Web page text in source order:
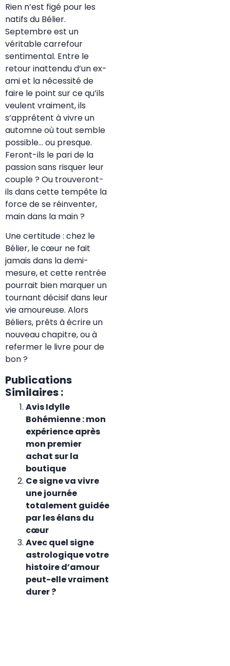
Rien n’est figé pour les
natifs du Bélier.
Septembre est un
véritable carrefour
sentimental. Entre le
retour inattendu d’un ex-
ami et la nécessité de
faire le point sur ce qu’ils
veulent vraiment, ils
s’apprêtent à vivre un
automne où tout semble
possible… ou presque.
Feront-ils le pari de la
passion sans risquer leur
couple ? Ou trouveront-
ils dans cette tempête la
force de se réinventer,
main dans la main ?
Une certitude : chez le
Bélier, le cœur ne fait
jamais dans la demi-
mesure, et cette rentrée
pourrait bien marquer un
tournant décisif dans leur
vie amoureuse. Alors
Béliers, prêts à écrire un
nouveau chapitre, ou à
refermer le livre pour de
bon ?
Publications
Similaires :
Avis Idylle
Bohémienne : mon
expérience après
mon premier
achat sur la
boutique
Ce signe va vivre
une journée
totalement guidée
par les élans du
cœur
Avec quel signe
astrologique votre
histoire d’amour
peut-elle vraiment
durer ?